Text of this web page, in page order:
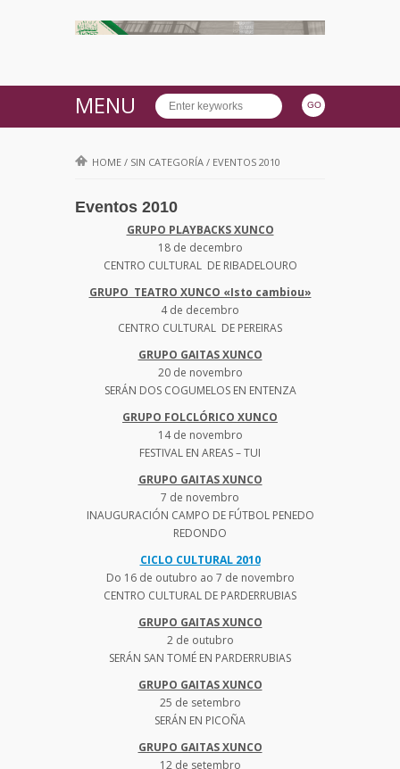
MENU
HOME / SIN CATEGORÍA / EVENTOS 2010
Eventos 2010
GRUPO PLAYBACKS XUNCO
18 de decembro
CENTRO CULTURAL DE RIBADELOURO
GRUPO TEATRO XUNCO «Isto cambiou»
4 de decembro
CENTRO CULTURAL DE PEREIRAS
GRUPO GAITAS XUNCO
20 de novembro
SERÁN DOS COGUMELOS EN ENTENZA
GRUPO FOLCLÓRICO XUNCO
14 de novembro
FESTIVAL EN AREAS – TUI
GRUPO GAITAS XUNCO
7 de novembro
INAUGURACIÓN CAMPO DE FÚTBOL PENEDO
REDONDO
CICLO CULTURAL 2010
Do 16 de outubro ao 7 de novembro
CENTRO CULTURAL DE PARDERRUBIAS
GRUPO GAITAS XUNCO
2 de outubro
SERÁN SAN TOMÉ EN PARDERRUBIAS
GRUPO GAITAS XUNCO
25 de setembro
SERÁN EN PICOÑA
GRUPO GAITAS XUNCO
12 de setembro